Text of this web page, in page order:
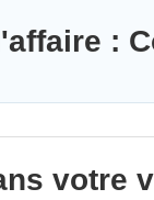
:
votre